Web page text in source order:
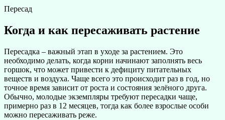
Пересад
Когда и как пересаживать растение
Пересадка – важный этап в уходе за растением. Это
необходимо делать, когда корни начинают заполнять весь
горшок, что может привести к дефициту питательных
веществ и воздуха. Чаще всего это происходит раз в год, но
точное время зависит от роста и состояния зелёного друга.
Обычно, молодые экземпляры требуют пересадки чаще,
примерно раз в 12 месяцев, тогда как более взрослые особи
можно пересаживать реже.